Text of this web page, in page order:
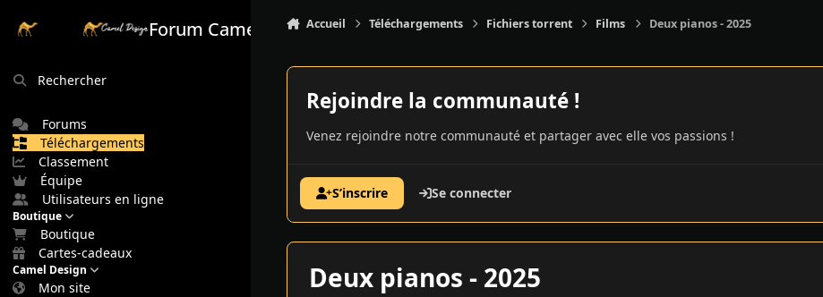
Forum Camel Design
Rechercher
Forums
Téléchargements
Classement
Équipe
Utilisateurs en ligne
Boutique
Boutique
Cartes-cadeaux
Camel Design
Mon site
Accueil Téléchargements Fichiers torrent Films Deux pianos - 2025
Rejoindre la communauté !
Venez rejoindre notre communauté et partager avec elle vos passions !
S’inscrire Se connecter
Deux pianos - 2025